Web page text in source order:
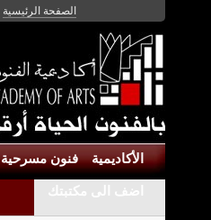
الصفحة الرئيسية
الأكاديمية فنون مسرحية
اضف الى مكتبتك